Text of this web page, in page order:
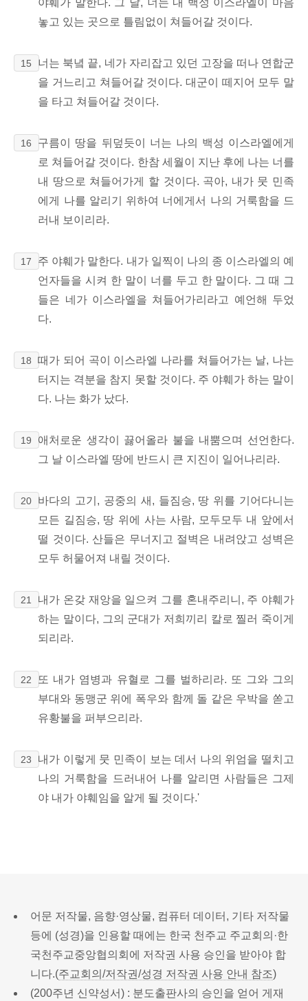
놓고 있는 곳으로 틀림없이 쳐들어갈 것이다.
15
너는 북녘 끝, 네가 자리잡고 있던 고장을 떠나 연합군
을 거느리고 쳐들어갈 것이다. 대군이 떼지어 모두 말
을 타고 쳐들어갈 것이다.
16
구름이 땅을 뒤덮듯이 너는 나의 백성 이스라엘에게
로 쳐들어갈 것이다. 한참 세월이 지난 후에 나는 너를
내 땅으로 쳐들어가게 할 것이다. 곡아, 내가 뭇 민족
에게 나를 알리기 위하여 너에게서 나의 거룩함을 드
러내 보이리라.
17
주 야훼가 말한다. 내가 일찍이 나의 종 이스라엘의 예
언자들을 시켜 한 말이 너를 두고 한 말이다. 그 때 그
들은 네가 이스라엘을 쳐들어가리라고 예언해 두었
다.
18
때가 되어 곡이 이스라엘 나라를 쳐들어가는 날, 나는
터지는 격분을 참지 못할 것이다. 주 야훼가 하는 말이
다. 나는 화가 났다.
19
애처로운 생각이 끓어올라 불을 내뿜으며 선언한다.
그 날 이스라엘 땅에 반드시 큰 지진이 일어나리라.
20
바다의 고기, 공중의 새, 들짐승, 땅 위를 기어다니는
모든 길짐승, 땅 위에 사는 사람, 모두모두 내 앞에서
떨 것이다. 산들은 무너지고 절벽은 내려앉고 성벽은
모두 허물어져 내릴 것이다.
21
내가 온갖 재앙을 일으켜 그를 혼내주리니, 주 야훼가
하는 말이다, 그의 군대가 저희끼리 칼로 찔러 죽이게
되리라.
22
또 내가 염병과 유혈로 그를 벌하리라. 또 그와 그의
부대와 동맹군 위에 폭우와 함께 돌 같은 우박을 쏟고
유황불을 퍼부으리라.
23
내가 이렇게 뭇 민족이 보는 데서 나의 위엄을 떨치고
나의 거룩함을 드러내어 나를 알리면 사람들은 그제
야 내가 야훼임을 알게 될 것이다.'
어문 저작물, 음향·영상물, 컴퓨터 데이터, 기타 저작물
등에 (성경)을 인용할 때에는 한국 천주교 주교회의·한
국천주교중앙협의회에 저작권 사용 승인을 받아야 합
니다.(주교회의/저작권/성경 저작권 사용 안내 참조)
(200주년 신약성서) : 분도출판사의 승인을 얻어 게재